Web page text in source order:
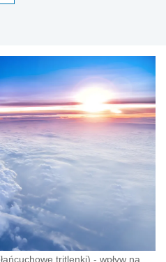
tritlenki) - wpływ na